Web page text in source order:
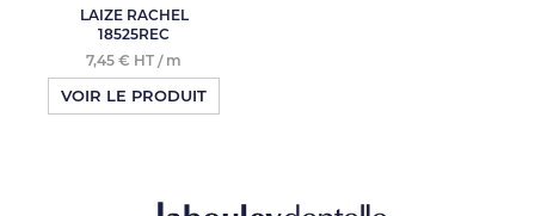
LAIZE RACHEL
18525REC
7,45 € HT / m
VOIR LE PRODUIT